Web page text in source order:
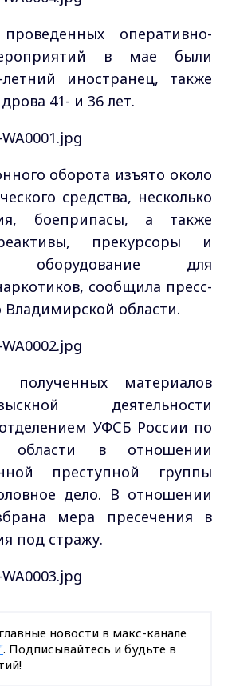
оперативно-
в мае были
иностранец, также
41- и 36 лет.
оборота изъято около
средства, несколько
боеприпасы, а также
прекурсоры и
оборудование для
сообщила пресс-
области.
полученных материалов
деятельности
УФСБ России по
области в отношении
преступной группы
дело. В отношении
мера пресечения в
под стражу.
новости в макс-канале
. Подписывайтесь и будьте в